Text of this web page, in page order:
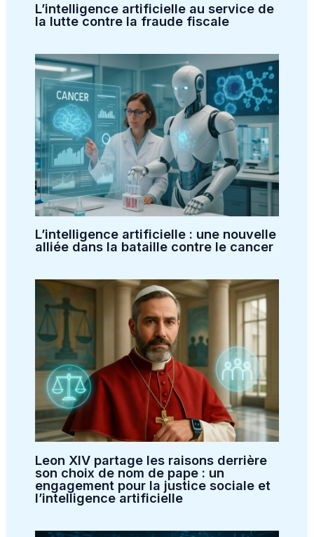
L’intelligence artificielle au service de
la lutte contre la fraude fiscale
L’intelligence artificielle : une nouvelle
alliée dans la bataille contre le cancer
Leon XIV partage les raisons derrière
son choix de nom de pape : un
engagement pour la justice sociale et
l’intelligence artificielle